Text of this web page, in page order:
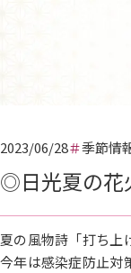
2023/06/28 季節情
◎日光夏の
夏の風物詩「打ち
今年は感染症防止対